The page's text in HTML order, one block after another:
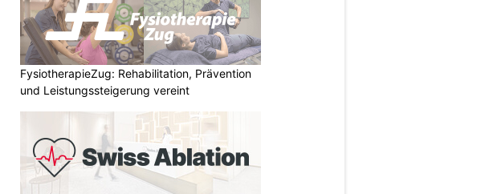
FysiotherapieZug: Rehabilitation, Prävention
und Leistungssteigerung vereint